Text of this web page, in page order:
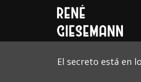
El secreto está en